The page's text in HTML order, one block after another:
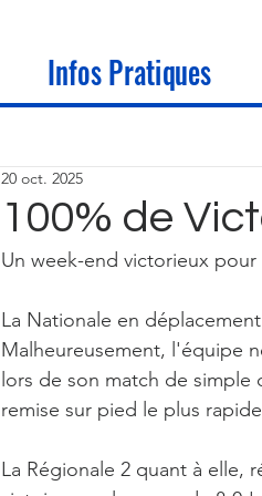
Infos Pratiques
100% de
20 oct. 2025
Un week-end victorieux
La Nationale en
Malheureusement, l'équipe
lors de son match de
remise sur pied le plus
La Régionale 2 quant à elle,